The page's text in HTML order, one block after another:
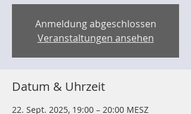
Anmeldung abgeschlossen
Veranstaltungen ansehen
Datum & Uhrzeit
22. Sept. 2025, 19:00 – 20:00 MESZ